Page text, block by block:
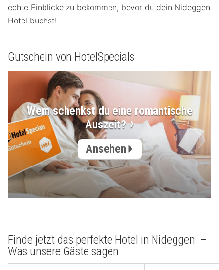
echte Einblicke zu bekommen, bevor du dein Nideggen
Hotel buchst!
Gutschein von HotelSpecials
Wem schenkst du eine romantische
Auszeit?
Ansehen
Finde jetzt das perfekte Hotel in Nideggen –
Was unsere Gäste sagen